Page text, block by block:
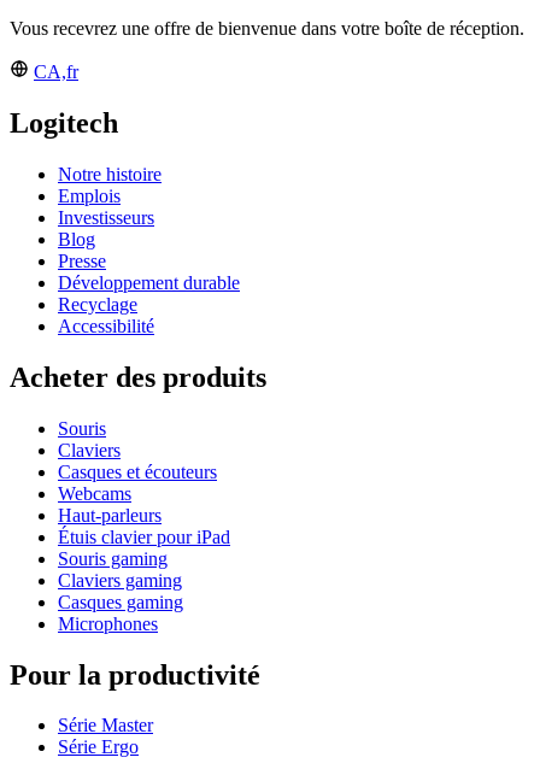
Vous recevrez une offre de bienvenue dans votre boîte de réception.
CA,fr
Logitech
Notre histoire
Emplois
Investisseurs
Blog
Presse
Développement durable
Recyclage
Accessibilité
Acheter des produits
Souris
Claviers
Casques et écouteurs
Webcams
Haut-parleurs
Étuis clavier pour iPad
Souris gaming
Claviers gaming
Casques gaming
Microphones
Pour la productivité
Série Master
Série Ergo